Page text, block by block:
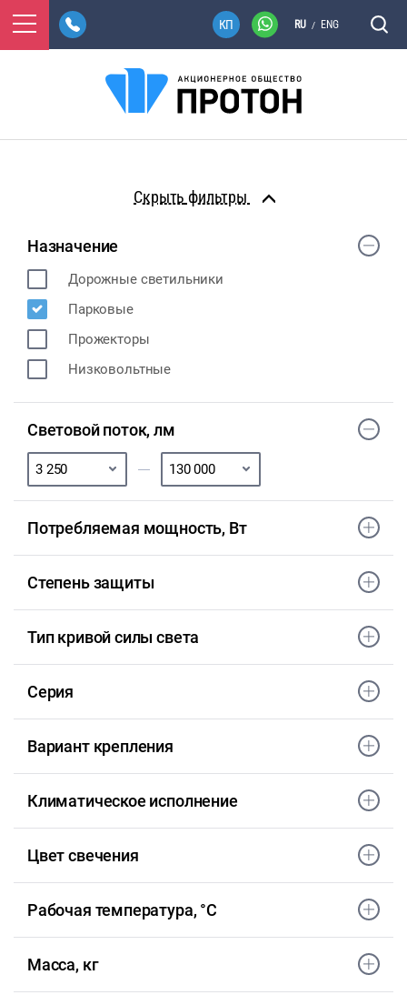
RU / ENG
фильтры
Назначение
Дорожные светильники
Парковые
Прожекторы
Низковольтные
Световой поток, лм
Потребляемая мощность, Вт
Степень защиты
Тип кривой силы света
Серия
Вариант крепления
Климатическое исполнение
Цвет свечения
Рабочая температура, °С
Масса, кг